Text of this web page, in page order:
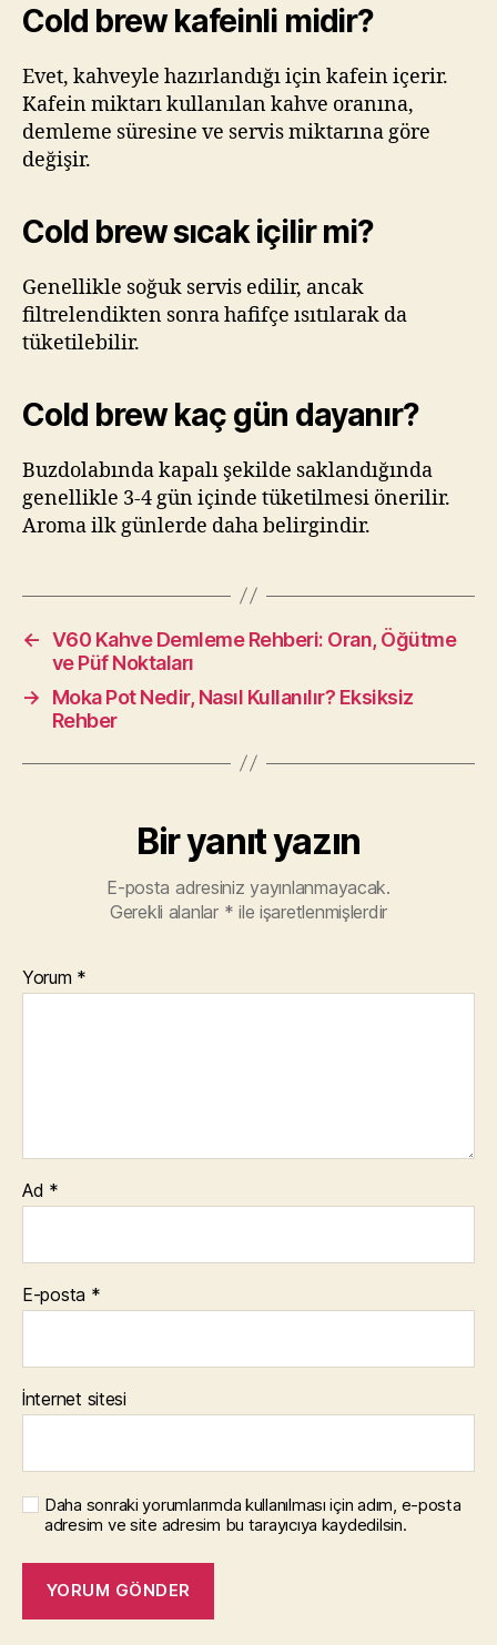
Cold brew kafeinli midir?
Evet, kahveyle hazırlandığı için kafein içerir.
Kafein miktarı kullanılan kahve oranına,
demleme süresine ve servis miktarına göre
değişir.
Cold brew sıcak içilir mi?
Genellikle soğuk servis edilir, ancak
filtrelendikten sonra hafifçe ısıtılarak da
tüketilebilir.
Cold brew kaç gün dayanır?
Buzdolabında kapalı şekilde saklandığında
genellikle 3-4 gün içinde tüketilmesi önerilir.
Aroma ilk günlerde daha belirgindir.
← V60 Kahve Demleme Rehberi: Oran, Öğütme
ve Püf Noktaları
→
Moka Pot Nedir, Nasıl Kullanılır? Eksiksiz
Rehber
Bir yanıt yazın
E-posta adresiniz yayınlanmayacak.
Gerekli alanlar * ile işaretlenmişlerdir
Yorum *
Ad *
E-posta *
İnternet sitesi
Daha sonraki yorumlarımda kullanılması için adım, e-posta
adresim ve site adresim bu tarayıcıya kaydedilsin.